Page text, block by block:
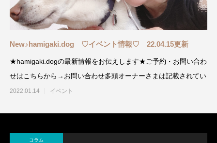
New♪hamigaki.dog ♡イベント情報♡ 22.04.15更新
★hamigaki.dogの最新情報をお伝えします★ご予約・お問い合わ
せはこちらから→お問い合わせ多頭オーナーさまは記載されてい
2022.01.14 イベント
コラム